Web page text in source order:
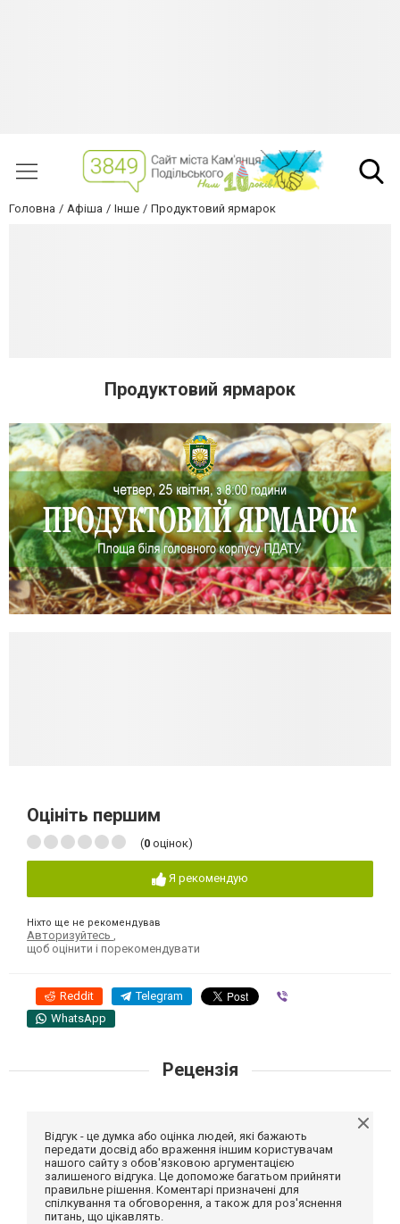
Головна Афіша Інше Продуктовий ярмарок
Продуктовий ярмарок
Оцініть першим
(0 оцінок)
Я рекомендую
Ніхто ще не рекомендував
Авторизуйтесь
щоб оцінити і порекомендувати
Reddit Telegram
WhatsApp
Рецензія
Відгук - це думка або оцінка людей, які бажають
передати досвід або враження іншим користувачам
нашого сайту з обов'язковою аргументацією
залишеного відгука. Це допоможе багатьом прийняти
правильне рішення. Коментарі призначені для
спілкування та обговорення, а також для роз'яснення
питань, що цікавлять.